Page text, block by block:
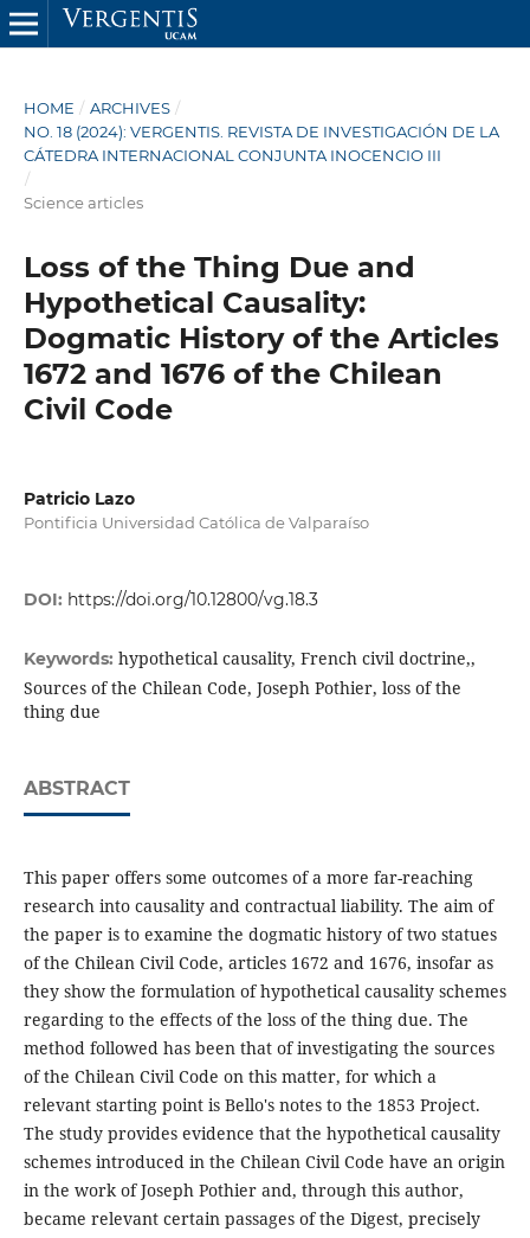
HOME / ARCHIVES /
NO. 18 (2024): VERGENTIS. REVISTA DE INVESTIGACIÓN DE LA
CÁTEDRA INTERNACIONAL CONJUNTA INOCENCIO III
/
Science articles
Loss of the Thing Due and
Hypothetical Causality:
Dogmatic History of the Articles
1672 and 1676 of the Chilean
Civil Code
Patricio Lazo
Pontificia Universidad Católica de Valparaíso
DOI: https://doi.org/10.12800/vg.18.3
Keywords: hypothetical causality, French civil doctrine,,
Sources of the Chilean Code, Joseph Pothier, loss of the
thing due
ABSTRACT
This paper offers some outcomes of a more far-reaching
research into causality and contractual liability. The aim of
the paper is to examine the dogmatic history of two statues
of the Chilean Civil Code, articles 1672 and 1676, insofar as
they show the formulation of hypothetical causality schemes
regarding to the effects of the loss of the thing due. The
method followed has been that of investigating the sources
of the Chilean Civil Code on this matter, for which a
relevant starting point is Bello's notes to the 1853 Project.
The study provides evidence that the hypothetical causality
schemes introduced in the Chilean Civil Code have an origin
in the work of Joseph Pothier and, through this author,
became relevant certain passages of the Digest, precisely